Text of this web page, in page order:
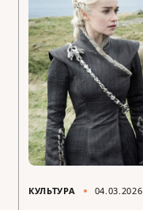
КУЛЬТУРА 04.03.2026